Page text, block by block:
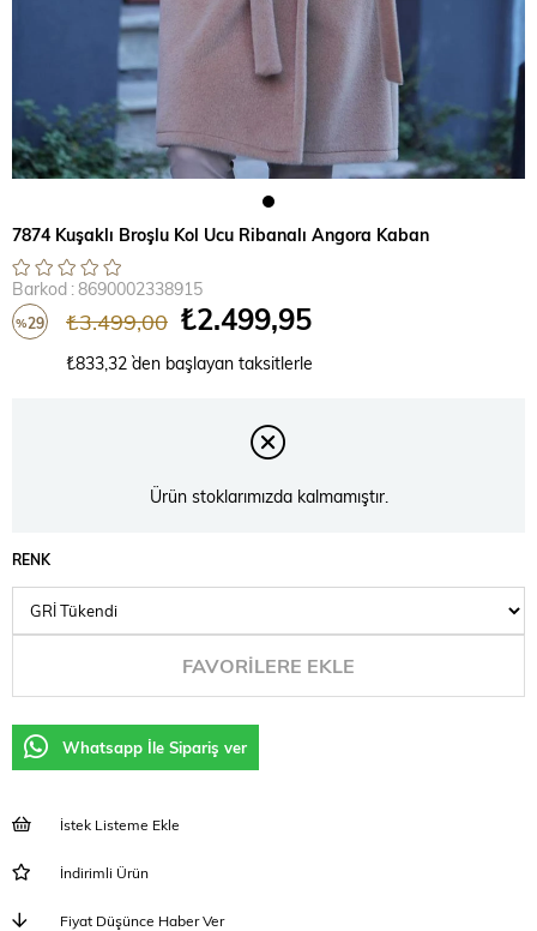
7874 Kuşaklı Broşlu Kol Ucu Ribanalı Angora Kaban
Barkod :8690002338915
%29 ₺3.499,00 ₺2.499,95
₺833,32 `den başlayan taksitlerle
Ürün stoklarımızda kalmamıştır.
RENK
FAVORILERE EKLE
Whatsapp İle Sipariş ver
İstek Listeme Ekle
İndirimli Ürün
Fiyat Düşünce Haber Ver